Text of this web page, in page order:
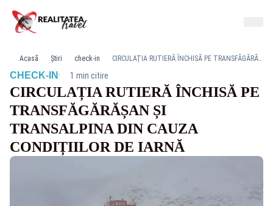
Acasă Știri check-in CIRCULAȚIA RUTIERĂ ÎNCHISĂ PE TRANSFĂGĂRĂȘAN ȘI TRANSALPINA DIN CAUZA CONDIȚIILOR DE IARNĂ
CHECK-IN · 1 min citire
CIRCULAȚIA RUTIERĂ ÎNCHISĂ PE
TRANSFĂGĂRĂȘAN ȘI
TRANSALPINA DIN CAUZA
CONDIȚIILOR DE IARNĂ